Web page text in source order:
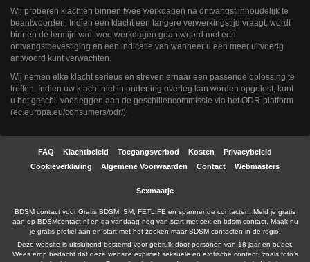
ongeschikt zijn voor minderjarigen. Door middel van updates kunnen daar steeds
nieuwe websites aan worden toegevoegd.
Neem contact op met jouw internetprovider. Er zijn internetproviders die het mogelijk
maken dat bepaalde informatie van internet wordt gefilterd. Je kunt jouw
internetprovider raadplegen om na te vragen of deze service ook voor jou mogelijk
is.
zodat je kunt zien welke websites door jouw minderjarige kinderen zijn bezocht.
Door in geval van ongewenste sitebezoeken jouw minderjarige kinderen daarop
aan te spreken, kun je jouw kinderen leren dat de websites niet voor hun geschikt
zijn. Bovendien kun je naar aanleiding daarvan beoordelen in hoeverre jouw kind
vreemden, bijvoorbeeld via een chatwebsite. Leer ze ook dat niet iedereen op
internet hoeft te zijn wie ze zeggen te zijn en dat men wel eens verkeerde
bedoelingen kan hebben als iemand via het internet contact opneemt met jouw
die zij online hebben ontmoet, moeten afspreken zonder daarover eerst met jou te
overleggen. Ook is het raadzaam jouw kind te vertellen dat hij jou meteen moet
jouw kind seksueel getinte content of andere content waarvan hij schrikt, op
internet tegenkomt.
Via deze website verleent
, de exploitant van deze website,
chatdiensten voor entertainmentdoeleinden. Om van deze diensten gebruik te kunnen
maken, heb je credits nodig. Je ontvangt er bij jouw aanmelding een paar gratis, maar
Wij proberen klachten binnen twee werkdagen na ontvangst inhoudelijk te
beantwoorden. Indien een klacht een langere verwerkingstijd vraagt, wordt
binnen de termijn van twee werkdagen geantwoord met een
ontvangstbevestiging en een indicatie van wanneer u een meer uitvoerig
antwoord kunt verwachten.
Wij nemen elke klacht serieus en streven ernaar een passende oplossing te
treffen. Indien uw klacht niet in onderling overleg kan worden opgelost, kunt
u het geschil voorleggen aan de geschillencommissie via het ODR-platform
(ec.europa.eu/consumers/odr/).
FAQ Klachtbeleid Toegangsverbod Kosten
Privacybeleid
Cookieverklaring
Algemene Voorwaarden Contact Webmasters
Sexmaatje
BDSM contact voor Gratis BDSM, SM, FETLIFE en spannende contacten. Meld je gratis
aan op BDSMcontact.nl en ga vandaag nog van start met sex en bdsm contact. Maak nu
je gratis profiel aan en start met het zoeken maar BDSM contacten in de regio.
Deze website is uitsluitend bestemd voor gebruik door personen van 18 jaar en ouder.
Wees erop bedacht dat deze website expliciet seksuele en erotische content, zoals foto’s